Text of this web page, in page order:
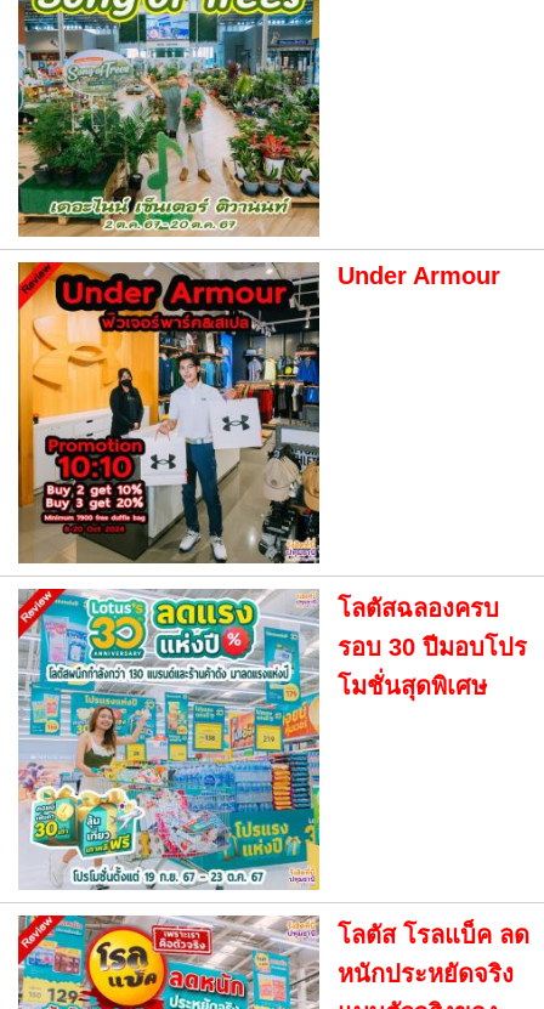
Under Armour
โลตัสฉลองครบ
รอบ 30 ปีมอบโปร
โมชั่นสุดพิเศษ
โลตัส โรลแบ็ค ลด
หนักประหยัดจริง